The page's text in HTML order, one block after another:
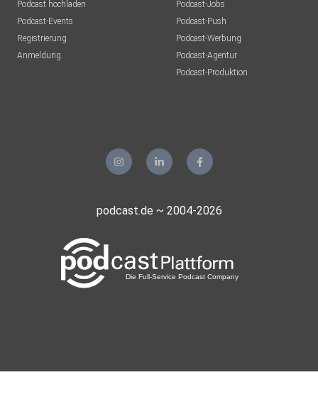
Podcast hochladen
Podcast-Events
Registrierung
Anmeldung
Podcast-Jobs
Podcast-Push
Podcast-Werbung
Podcast-Agentur
Podcast-Produktion
podcast.de ~ 2004-2026